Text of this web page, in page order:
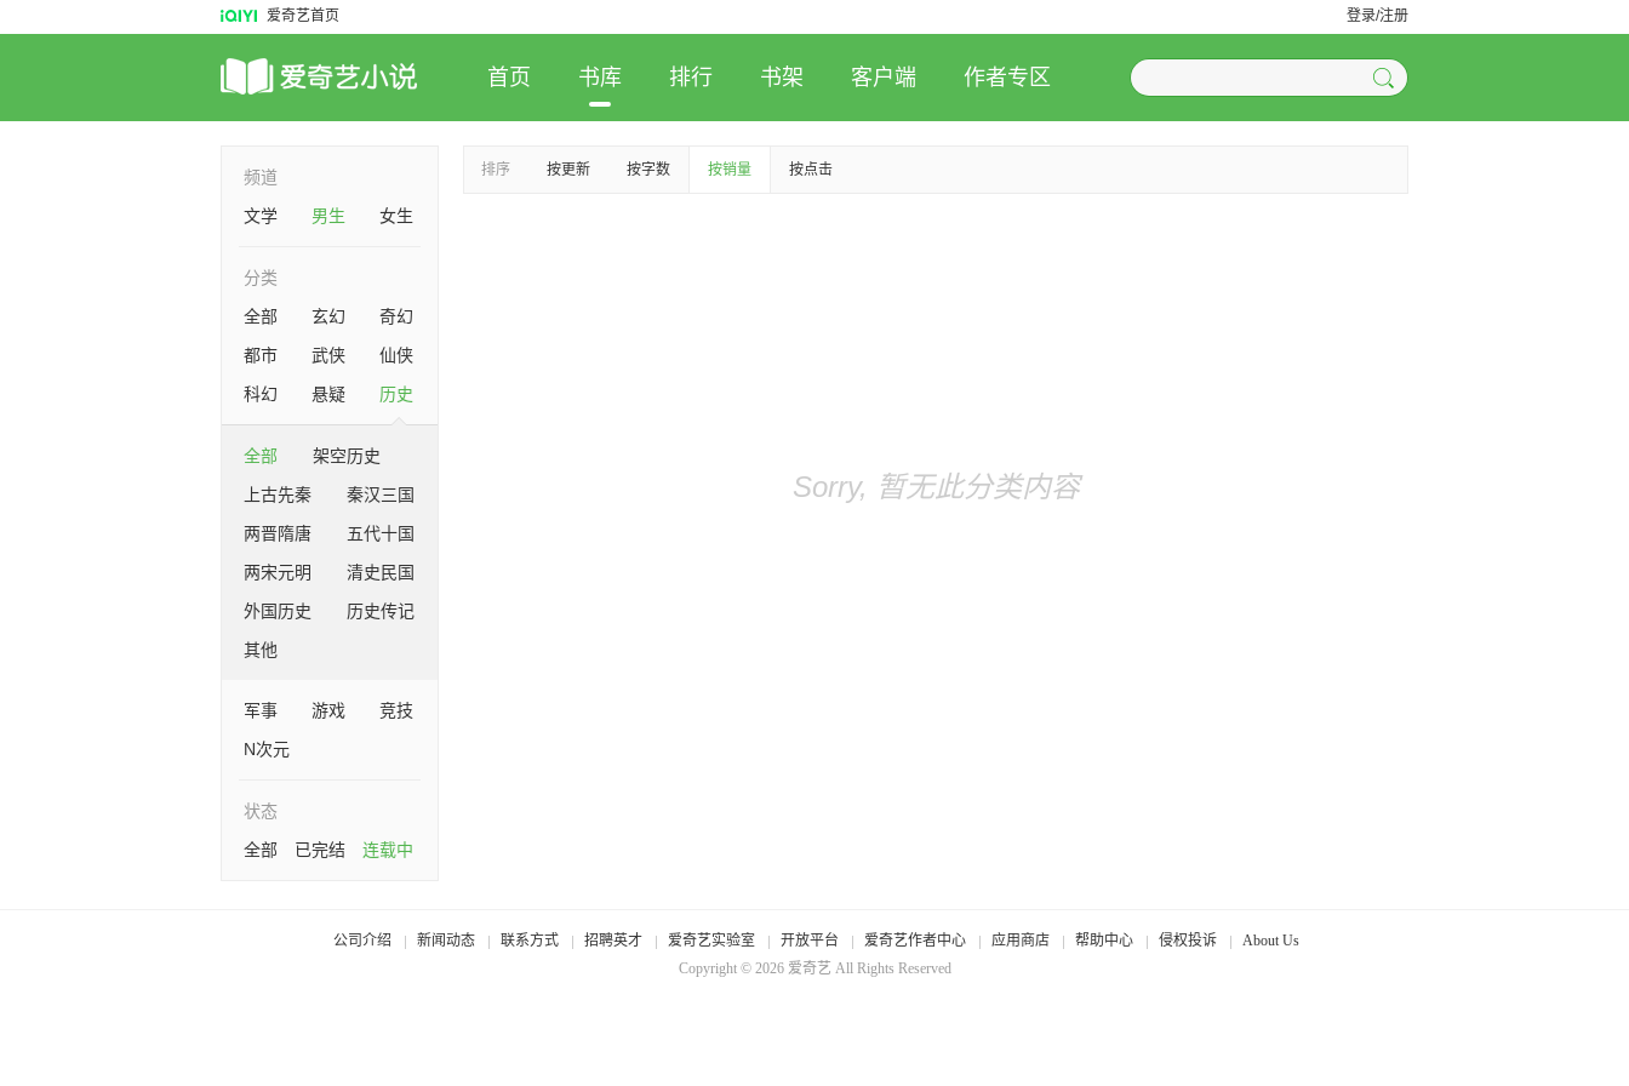
爱奇艺首页 登录/注册
首页 书库 排行 书架 客户端 作者专区
频道
文学
男生 女生
分类
全部
玄幻
奇幻
都市
武侠
仙侠
科幻
悬疑 历史
全部
架空历史
上古先秦
秦汉三国
两晋隋唐
五代十国
两宋元明
清史民国
外国历史
历史传记
其他
军事 游戏
竞技
N次元
状态
全部
已完结 连载中
排序 按更新 按字数 按销量 按点击
Sorry, 暂无此分类内容
公司介绍 新闻动态 联系方式 招聘英才 爱奇艺实验室 开放平台 爱奇艺作者中心 应用商店 帮助中心 侵权投诉
About Us
Copyright © 2026 爱奇艺 All Rights Reserved